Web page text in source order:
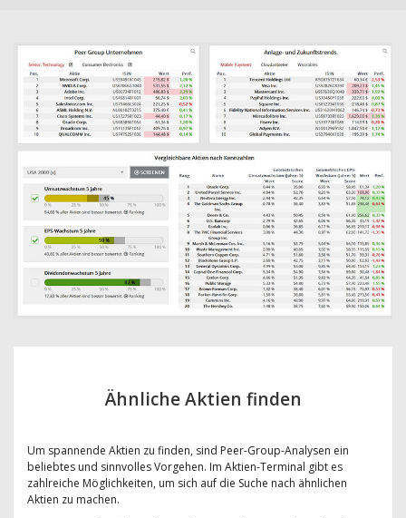
Ähnliche Aktien finden
Um spannende Aktien zu finden, sind Peer-Group-Analysen ein
beliebtes und sinnvolles Vorgehen. Im Aktien-Terminal gibt es
zahlreiche Möglichkeiten, um sich auf die Suche nach ähnlichen
Aktien zu machen.